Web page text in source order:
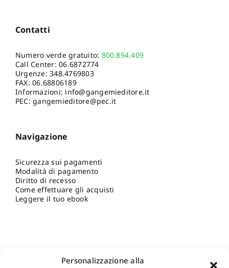
Personalizzazione alla
Contatti
Numero verde gratuito: 800.894.409
Call Center:06.6872774
Urgenze:348.4769803
FAX: 06.68806189
Informazioni: info@gangemieditore.it
PEC: gangemieditore@pec.it
Navigazione
Sicurezza sui pagamenti
Modalità di pagamento
Diritto di recesso
Come effettuare gli acquisti
Leggere il tuo ebook